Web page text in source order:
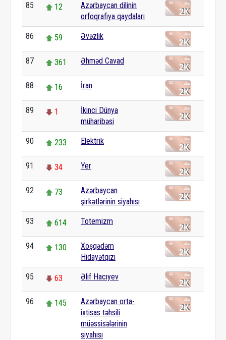
85 12
Azərbaycan dilinin
orfoqrafiya qaydaları
86 59 Əvəzlik
87 361 Əhməd Cavad
88 16 İran
89 1
İkinci Dünya
müharibəsi
90 233 Elektrik
91 34 Yer
92 73
Azərbaycan
şirkətlərinin siyahısı
93 614 Totemizm
94 130
Xoşqədəm
Hidayətqızı
95 63 Əlif Hacıyev
96 145
Azərbaycan orta-
ixtisas təhsili
müəssisələrinin
siyahısı